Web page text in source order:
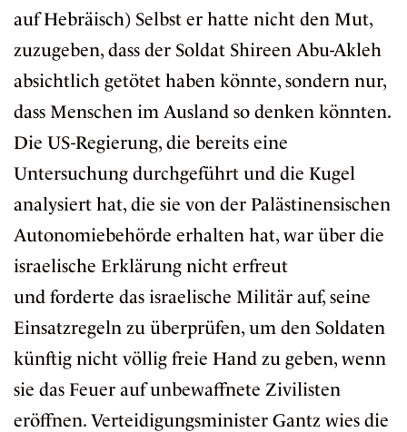
aufHebräisch) Selbst er hatte nicht den Mut,
zuzugeben, dass der Soldat Shireen Abu-Akleh
absichtlich getötet haben könnte, sondern nur,
dass Menschen im Ausland so denken könnten.
Die US-Regierung, die bereits eine
Untersuchung durchgeführt und die Kugel
analysiert hat, die sie von der Palästinensischen
Autonomiebehörde erhalten hat, war über die
israelische Erklärung nicht erfreut
und forderte das israelische Militär auf, seine
Einsatzregeln zu überprüfen, um den Soldaten
künftig nicht völlig freie Hand zu geben, wenn
sie das Feuer auf unbewaffnete Zivilisten
eröffnen. Verteidigungsminister Gantz wies die